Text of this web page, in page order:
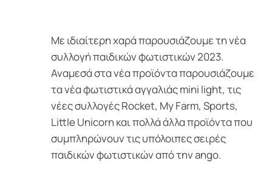
Με ιδιαίτερη χαρά παρουσιάζουμε τη νέα
συλλογή παιδικών φωτιστικών 2023.
Αναμεσά στα νέα προϊόντα παρουσιάζουμε
τα νέα φωτιστικά αγγαλιάς mini light, τις
νέες συλλογές Rocket, My Farm, Sports,
Little Unicorn και πολλά άλλα προϊόντα που
συμπληρώνουν τις υπόλοιπες σειρές
παιδικών φωτιστικών από την ango.